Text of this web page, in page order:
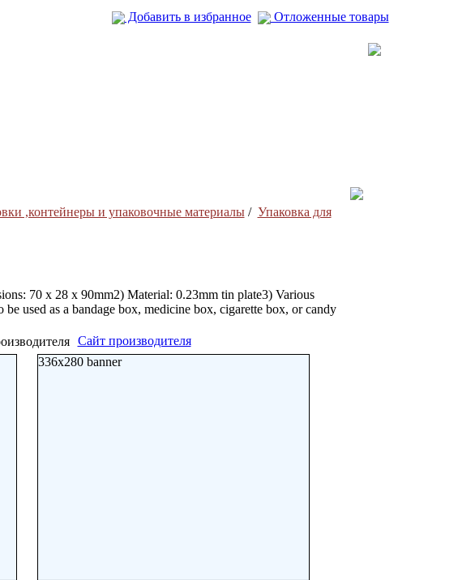
Добавить в избранное Отложенные товары
,контейнеры и упаковочные материалы/ Упаковка для
70 x 28 x 90mm2) Material: 0.23mm tin plate3) Various
used as a bandage box, medicine box, cigarette box, or candy
Сайт производителя
336x280 banner